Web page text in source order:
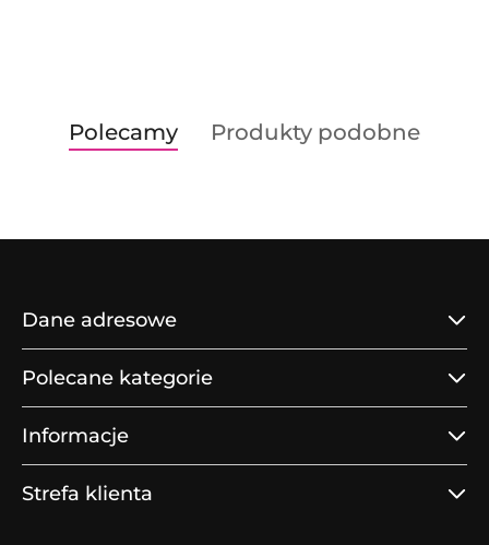
Pomiń karuzelę produktów
Produkty
o
Polecamy
Produkty
Produkty podobne
Dane adresowe
Polecane kategorie
Informacje
Strefa klienta